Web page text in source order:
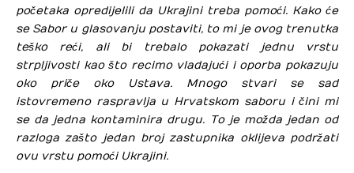
početaka opredijelili da Ukrajini treba pomoći. Kako će
se Sabor u glasovanju postaviti, to mi je ovog trenutka
teško reći, ali bi trebalo pokazati jednu vrstu
strpljivosti kao što recimo vladajući i oporba pokazuju
oko priče oko Ustava. Mnogo stvari se sad
istovremeno raspravlja u Hrvatskom saboru i čini mi
se da jedna kontaminira drugu. To je možda jedan od
razloga zašto jedan broj zastupnika oklijeva podržati
ovu vrstu pomoći Ukrajini.